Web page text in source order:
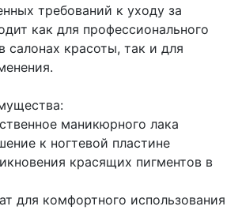
требований к уходу за
как для профессионального
салонах красоты, так и для
маникюрного лака
к ногтевой пластине
красящих пигментов в
для комфортного использования